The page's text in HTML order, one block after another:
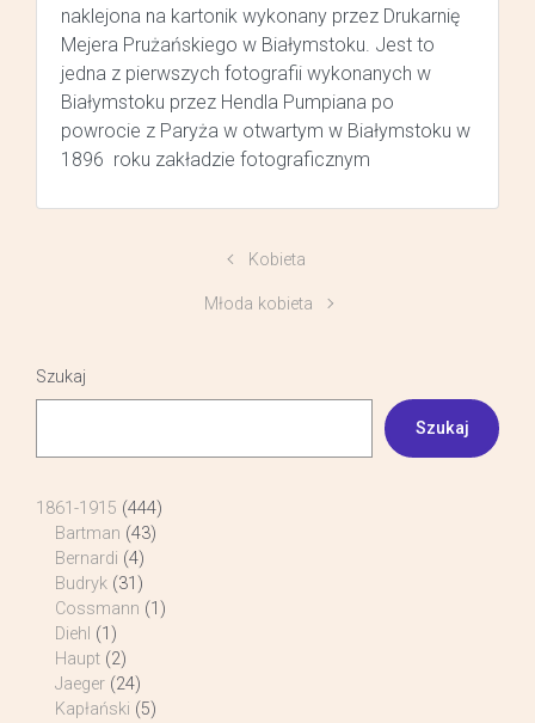
naklejona na kartonik wykonany przez Drukarnię
Mejera Prużańskiego w Białymstoku. Jest to
jedna z pierwszych fotografii wykonanych w
Białymstoku przez Hendla Pumpiana po
powrocie z Paryża w otwartym w Białymstoku w
1896 roku zakładzie fotograficznym
Kobieta
Młoda kobieta
Szukaj
Szukaj
1861-1915 (444)
Bartman (43)
Bernardi (4)
Budryk (31)
Cossmann (1)
Diehl (1)
Haupt (2)
Jaeger (24)
Kapłański (5)